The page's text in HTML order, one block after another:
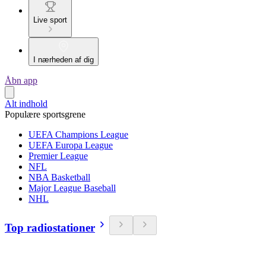
Live sport
I nærheden af dig
Åbn app
Alt indhold
Populære sportsgrene
UEFA Champions League
UEFA Europa League
Premier League
NFL
NBA Basketball
Major League Baseball
NHL
Top radiostationer